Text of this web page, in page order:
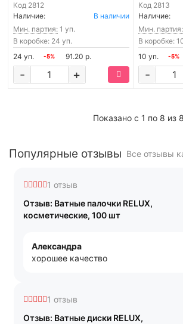
Код 2812
Наличие:
В наличии
Мин. партия: 1 уп.
В коробке: 24 уп.
24 уп.
-5% 91.20 р.
+
-
Код 2813
Наличие:
Мин. партия:
В коробке:
10 уп.
-5%
-
Показано с 1 по 8 из
Популярные отзывы Все отзывы
1 отзыв
Отзыв: Ватные палочки RELUX,
косметические, 100 шт
Александра
хорошее качество
1 отзыв
Отзыв: Ватные диски RELUX,